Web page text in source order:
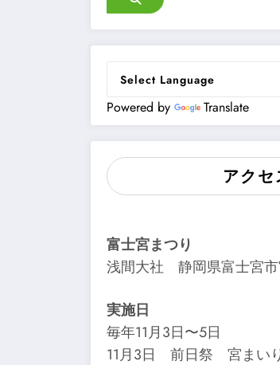
Powered by Translate
アクセ
富士宮まつり
浅間大社 静岡県富士宮市
実施日
毎年11月3日〜5日
11月3日 前日祭 宮まい